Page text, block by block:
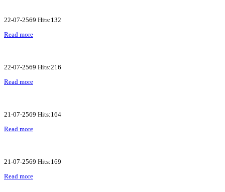
22-07-2569 Hits:132
Read more
22-07-2569 Hits:216
Read more
21-07-2569 Hits:164
Read more
21-07-2569 Hits:169
Read more